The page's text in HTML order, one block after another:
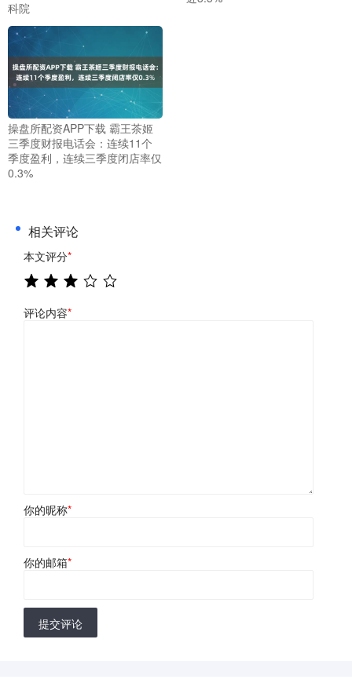
科院
操盘所配资APP下载 霸王茶姬
三季度财报电话会：连续11个
季度盈利，连续三季度闭店率仅
0.3%
相关评论
本文评分*
评论内容*
你的昵称*
你的邮箱*
提交评论